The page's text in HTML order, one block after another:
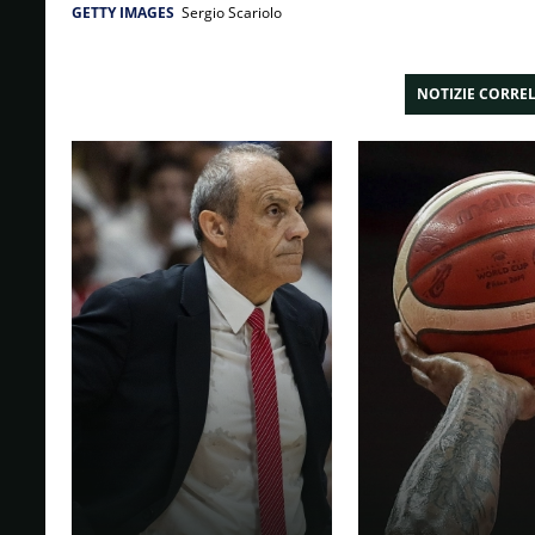
GETTY IMAGES Sergio Scariolo
NOTIZIE